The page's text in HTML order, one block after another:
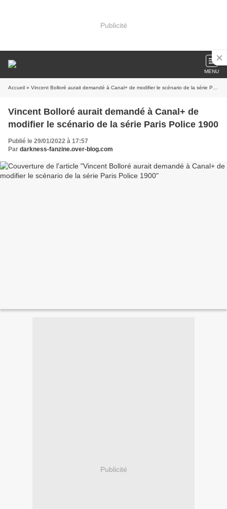
Publicité
MENU
Accueil » Vincent Bolloré aurait demandé à Canal+ de modifier le scénario de la série Paris Police 1900
Vincent Bolloré aurait demandé à Canal+ de
modifier le scénario de la série Paris Police 1900
Publié le 29/01/2022 à 17:57
Par darkness-fanzine.over-blog.com
Publicité